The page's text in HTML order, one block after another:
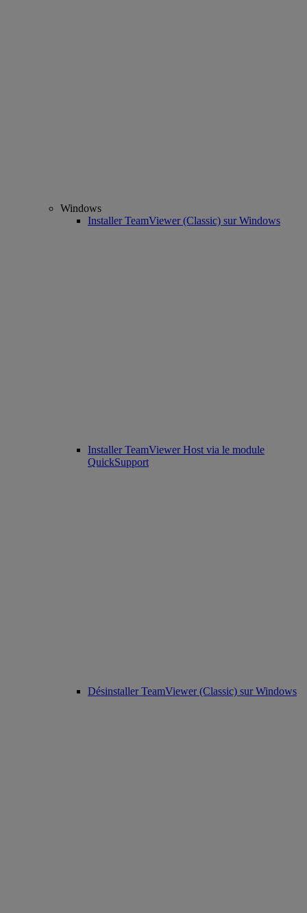
Windows
Installer TeamViewer (Classic) sur Windows
Installer TeamViewer Host via le module
QuickSupport
Désinstaller TeamViewer (Classic) sur Windows